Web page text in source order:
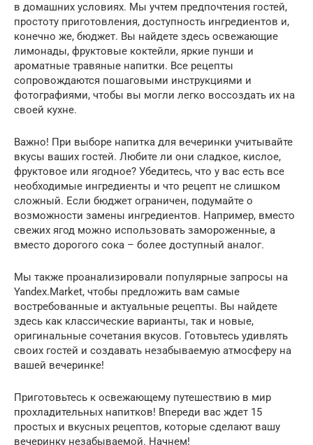
в домашних условиях. Мы учтем предпочтения гостей,
простоту приготовления, доступность ингредиентов и,
конечно же, бюджет. Вы найдете здесь освежающие
лимонады, фруктовые коктейли, яркие пунши и
ароматные травяные напитки. Все рецепты
сопровождаются пошаговыми инструкциями и
фотографиями, чтобы вы могли легко воссоздать их на
своей кухне.
Важно! При выборе напитка для вечеринки учитывайте
вкусы ваших гостей. Любите ли они сладкое, кислое,
фруктовое или ягодное? Убедитесь, что у вас есть все
необходимые ингредиенты и что рецепт не слишком
сложный. Если бюджет ограничен, подумайте о
возможности замены ингредиентов. Например, вместо
свежих ягод можно использовать замороженные, а
вместо дорогого сока – более доступный аналог.
Мы также проанализировали популярные запросы на
Yandex.Market, чтобы предложить вам самые
востребованные и актуальные рецепты. Вы найдете
здесь как классические варианты, так и новые,
оригинальные сочетания вкусов. Готовьтесь удивлять
своих гостей и создавать незабываемую атмосферу на
вашей вечеринке!
Приготовьтесь к освежающему путешествию в мир
прохладительных напитков! Впереди вас ждет 15
простых и вкусных рецептов, которые сделают вашу
вечеринку незабываемой. Начнем!